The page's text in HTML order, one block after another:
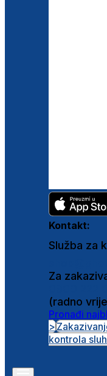
Kontakt:
Služba za
Za
(radno
Pronađi
>
kontrola